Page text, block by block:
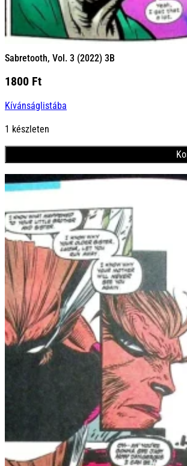
Sabretooth, Vol. 3 (2022) 3B
1800 Ft
Kívánságlistába
1 készleten